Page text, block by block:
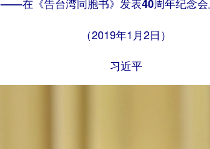
——在《告台湾同胞书》发表40周年纪念
（2019年1月2日）
习近平